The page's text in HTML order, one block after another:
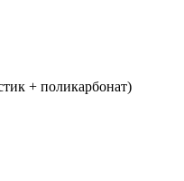
+ поликарбонат)